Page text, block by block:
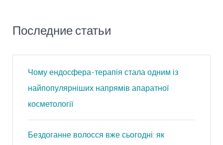
Последние статьи
Чому ендосфера-терапія стала одним із
найпопулярніших напрямів апаратної
косметології
Бездоганне волосся вже сьогодні: як